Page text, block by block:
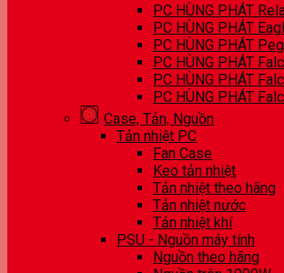
PC HÙNG PHÁT
PC HÙNG PHÁT
PC HÙNG PHÁT
PC HÙNG PHÁT
PC HÙNG PHÁT
PC HÙNG PHÁT
Case, Tản, Nguồn
Tản nhiệt PC
Fan Case
Keo tản nhiệt
Tản nhiệt theo hãng
Tản nhiệt nước
Tản nhiệt khí
PSU - Nguồn máy tính
Nguồn theo hãng